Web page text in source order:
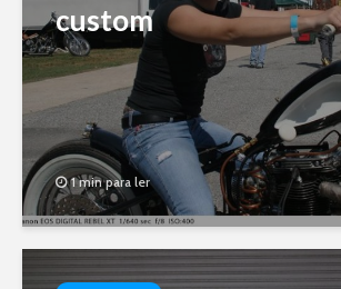
custom
1 min para ler